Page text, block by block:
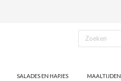
SALADES EN HAPJES MAALTIJDEN